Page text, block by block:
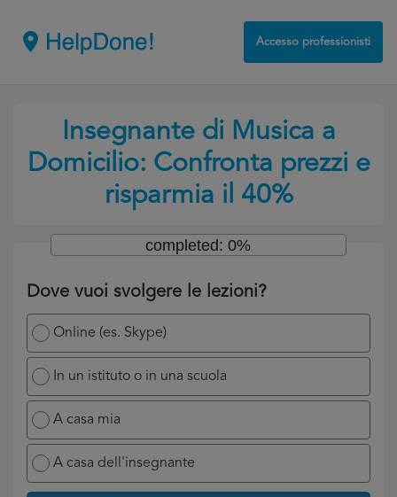
Accesso professionisti
Insegnante di Musica a
Domicilio: Confronta prezzi e
risparmia il 40%
Dove vuoi svolgere le lezioni?
Online (es. Skype)
In un istituto o in una scuola
A casa mia
A casa dell'insegnante
completed: 0%